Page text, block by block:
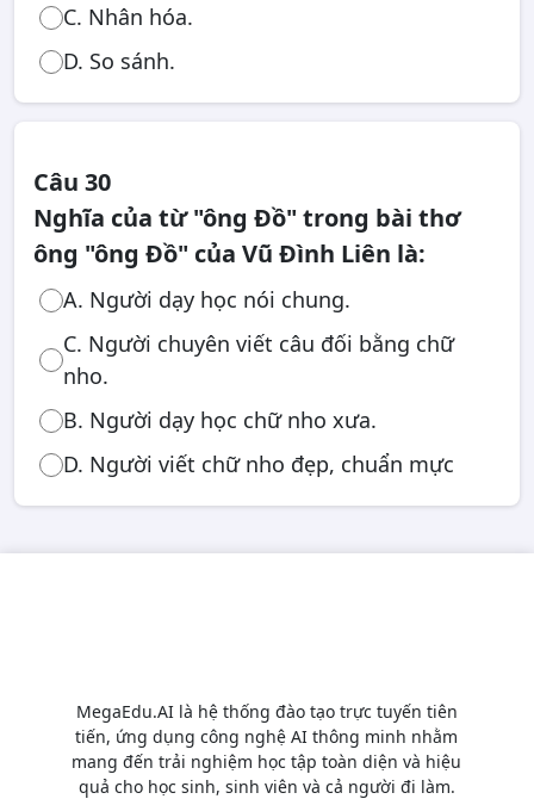
C. Nhân hóa.
D. So sánh.
Câu 30
Nghĩa của từ "ông Đồ" trong bài thơ
ông "ông Đồ" của Vũ Đình Liên là:
A. Người dạy học nói chung.
C. Người chuyên viết câu đối bằng chữ
nho.
B. Người dạy học chữ nho xưa.
D. Người viết chữ nho đẹp, chuẩn mực
MegaEdu.AI là hệ thống đào tạo trực tuyến tiên
tiến, ứng dụng công nghệ AI thông minh nhằm
mang đến trải nghiệm học tập toàn diện và hiệu
quả cho học sinh, sinh viên và cả người đi làm.